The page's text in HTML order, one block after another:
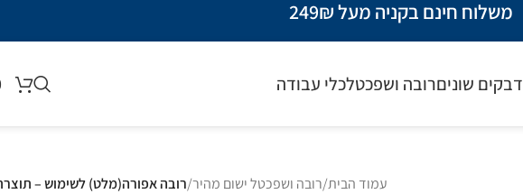
משלוח חינם בקניה מעל 249₪
דבקים שוניםרובה ושפכטלכלי עבודה
עמוד הבית/רובה ושפכטל ישום מהיר/רובה אפורה(מלט) לשימוש –